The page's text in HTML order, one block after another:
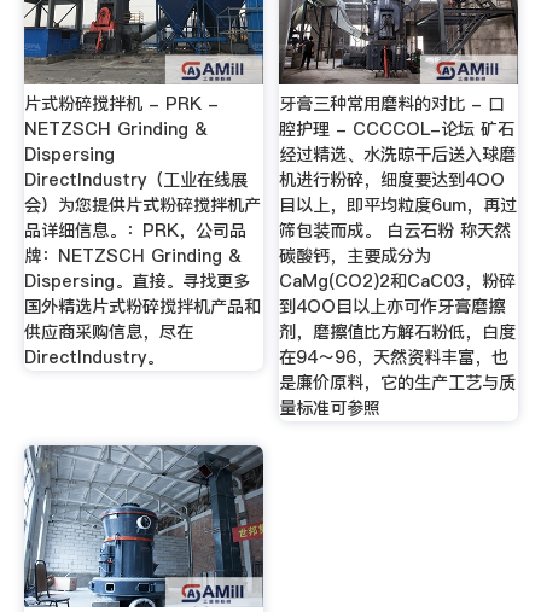
片式粉碎搅拌机 - PRK -
NETZSCH Grinding &
Dispersing
DirectIndustry（工业在线展
会）为您提供片式粉碎搅拌机产
品详细信息。：PRK，公司品
牌：NETZSCH Grinding &
Dispersing。直接。寻找更多
国外精选片式粉碎搅拌机产品和
供应商采购信息，尽在
DirectIndustry。
牙膏三种常用磨料的对比 - 口
腔护理 - CCCCOL-论坛 矿石
经过精选、水洗晾干后送入球磨
机进行粉碎，细度要达到4OO
目以上，即平均粒度6um，再过
筛包装而成。 白云石粉 称天然
碳酸钙，主要成分为
CaMg(CO2)2和CaC03，粉碎
到4OO目以上亦可作牙膏磨擦
剂，磨擦值比方解石粉低，白度
在94～96，天然资料丰富，也
是廉价原料，它的生产工艺与质
量标准可参照